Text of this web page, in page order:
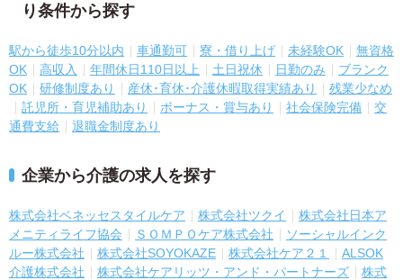
り条件から探す
駅から徒歩10分以内 車通勤可 寮・借り上げ 未経験OK
無資格
OK
高収入 年間休日110日以上 土日祝休 日勤のみ
ブランク
OK
研修制度あり 産休･育休･介護休暇取得実績あり
残業少なめ
託児所・育児補助あり
ボーナス・賞与あり 社会保険完備
交
通費支給
退職金制度あり
企業から介護の求人を探す
株式会社ベネッセスタイルケア 株式会社ツクイ
株式会社日本ア
メニティライフ協会
ＳＯＭＰＯケア株式会社
ソーシャルインク
ルー株式会社
株式会社SOYOKAZE 株式会社ケア２１
ALSOK
介護株式会社
株式会社ケアリッツ・アンド・パートナーズ
株式